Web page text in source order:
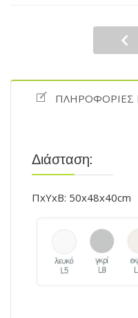
ΠΛΗΡΟΦΟΡΊΕΣ
Διάσταση:
ΠxYxB: 50x48x40cm